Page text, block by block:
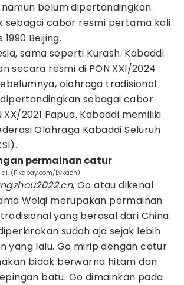
belum dipertandingkan.
sebagai cabor resmi pertama kali
Beijing.
sama seperti Kurash. Kabaddi
secara resmi di PON XXI/2024
olahraga tradisional
sebagai cabor
XX/2021 Papua. Kabaddi memiliki
Olahraga Kabaddi Seluruh
permainan catur
(Pixabay.com/Lykaon)
, Go atau dikenal
Weiqi merupakan permainan
yang berasal dari China.
sudah aja sejak lebih
yang lalu. Go mirip dengan catur
bidak berwarna hitam dan
batu. Go dimainkan pada